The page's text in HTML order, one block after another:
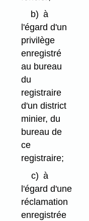
b) à
l'égard d'un
privilège
enregistré
au bureau
du
registraire
d'un district
minier, du
bureau de
ce
registraire;
c) à
l'égard d'une
réclamation
enregistrée